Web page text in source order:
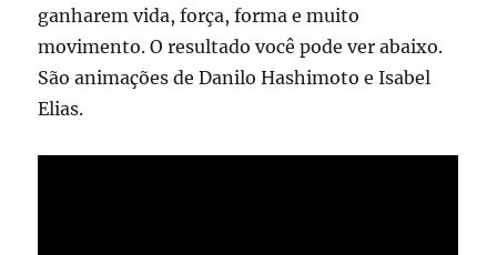
ganharem vida, força, forma e muito
movimento. O resultado você pode ver abaixo.
São animações de Danilo Hashimoto e Isabel
Elias.